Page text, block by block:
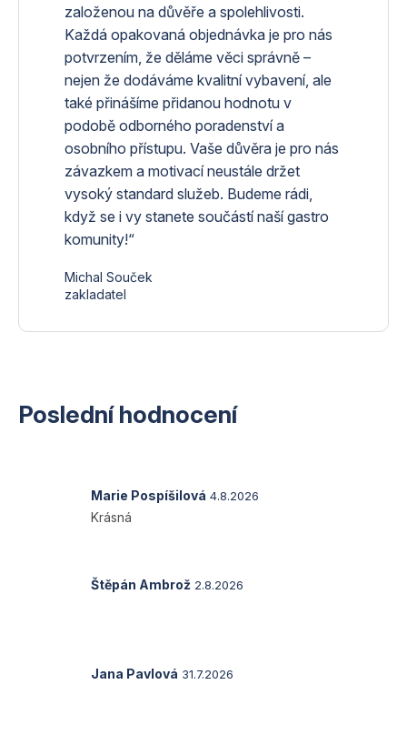
založenou na důvěře a spolehlivosti.
Každá opakovaná objednávka je pro nás
potvrzením, že děláme věci správně –
nejen že dodáváme kvalitní vybavení, ale
také přinášíme přidanou hodnotu v
podobě odborného poradenství a
osobního přístupu. Vaše důvěra je pro nás
závazkem a motivací neustále držet
vysoký standard služeb. Budeme rádi,
když se i vy stanete součástí naší gastro
komunity!“
Michal Souček
zakladatel
Poslední hodnocení
Hodnocení
produktu
5
Marie Pospíšilová 4.8.2026
Krásná
Hodnocení
5
Štěpán Ambrož 2.8.2026
Hodnocení
Jana Pavlová 31.7.2026